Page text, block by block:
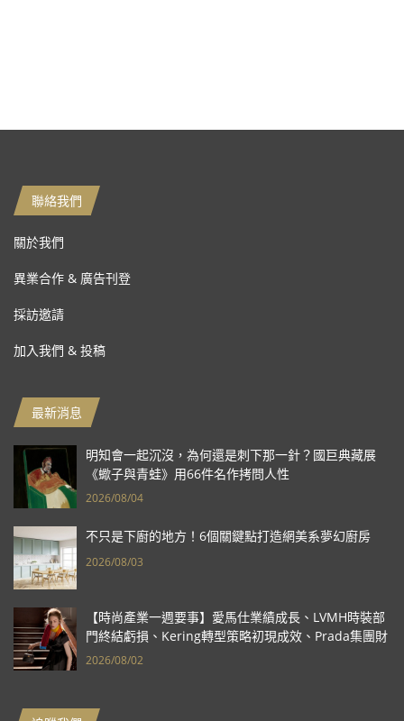
聯絡我們
關於我們
異業合作 & 廣告刊登
採訪邀請
加入我們 & 投稿
最新消息
明知會一起沉沒，為何還是刺下那一針？國巨典藏展
《蠍子與青蛙》用66件名作拷問人性
2026/08/04
不只是下廚的地方！6個關鍵點打造網美系夢幻廚房
2026/08/03
【時尚產業一週要事】愛馬仕業績成長、LVMH時裝部
門終結虧損、Kering轉型策略初現成效、Prada集團財
報亮眼
2026/08/02